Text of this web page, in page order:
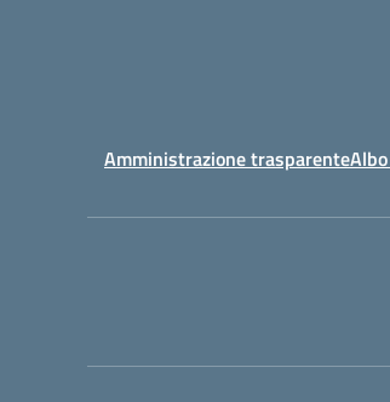
Amministrazione trasparente